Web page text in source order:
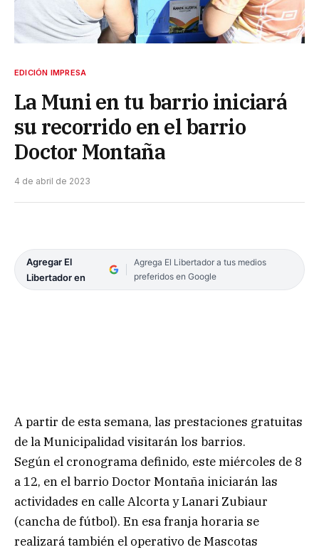
EDICIÓN IMPRESA
La Muni en tu barrio iniciará
su recorrido en el barrio
Doctor Montaña
4 de abril de 2023
Agregar El
Libertador en
Agrega El Libertador a tus medios
preferidos en Google
A partir de esta semana, las prestaciones gratuitas
de la Municipalidad visitarán los barrios.
Según el cronograma definido, este miércoles de 8
a 12, en el barrio Doctor Montaña iniciarán las
actividades en calle Alcorta y Lanari Zubiaur
(cancha de fútbol). En esa franja horaria se
realizará también el operativo de Mascotas